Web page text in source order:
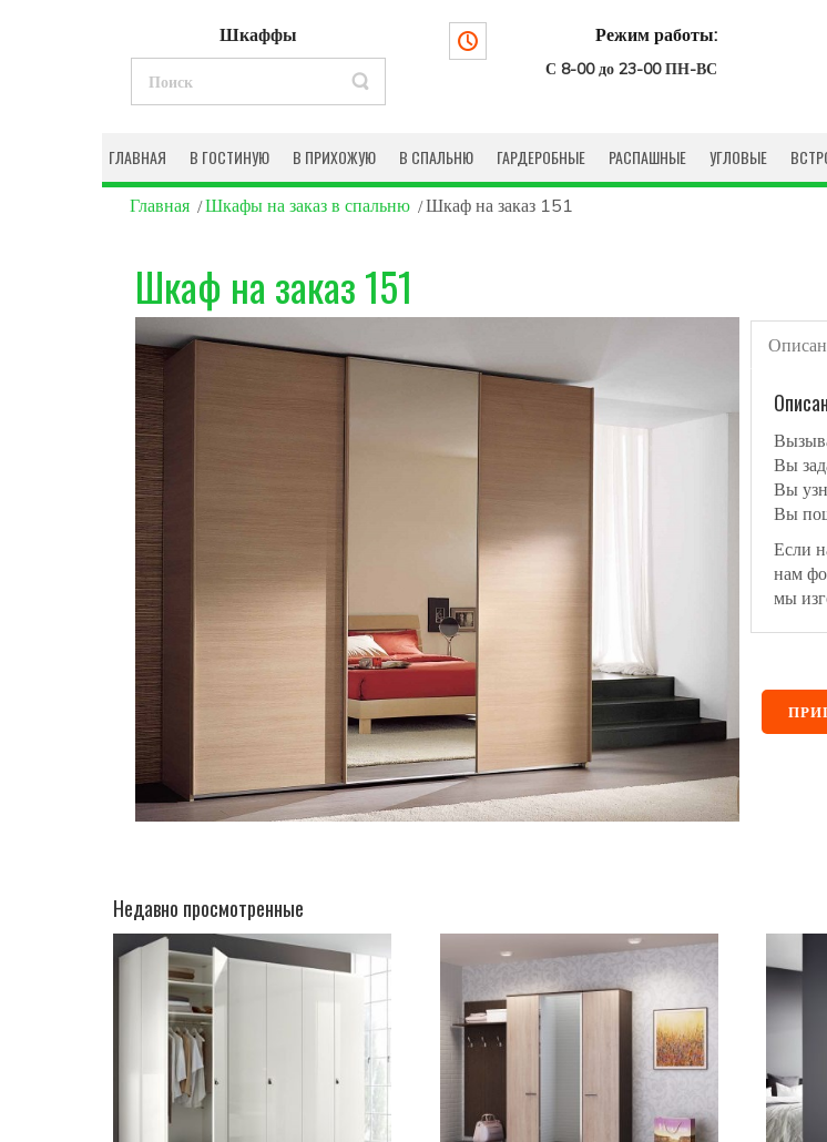
Шкаффы Режим работы:
С 8-00 до 23-00 ПН-ВС
ГЛАВНАЯ В ГОСТИНУЮ В ПРИХОЖУЮ В СПАЛЬНЮ ГАРДЕРОБНЫЕ РАСПАШНЫЕ УГЛОВЫЕ
Главная Шкафы на заказ в спальню Шкаф на заказ 151
Шкаф на заказ 151
Вы
Вы
Вы
Если
нам
мы
Недавно просмотренные